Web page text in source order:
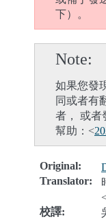
下）。
Note
如果您發
同或者有
者， 或者
幫助：<
Original:
Translator:
校譯: